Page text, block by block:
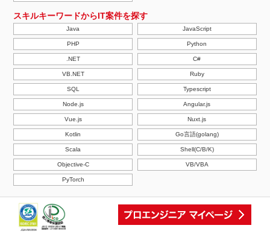
スキルキーワードからIT案件を探す
Java JavaScript
PHP Python
.NET C#
VB.NET Ruby
SQL Typescript
Node.js Angular.js
Vue.js Nuxt.js
Kotlin Go言語(golang)
Scala Shell(C/B/K)
Objective-C VB/VBA
PyTorch